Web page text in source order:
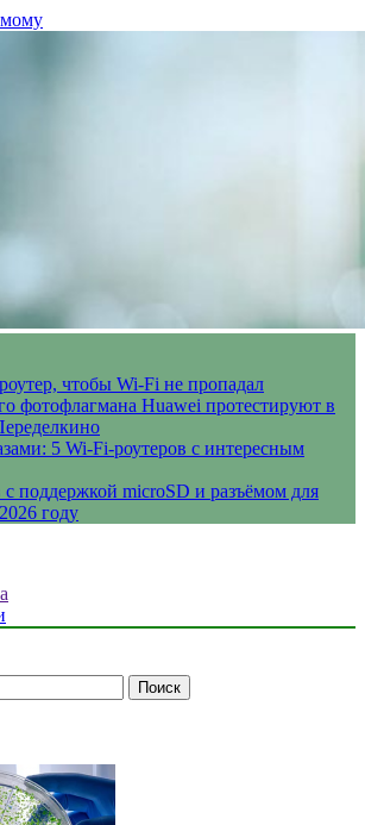
чтобы Wi-Fi не пропадал
фотофлагмана Huawei протестируют в
5 Wi-Fi-роутеров с интересным
с поддержкой microSD и разъёмом для
году